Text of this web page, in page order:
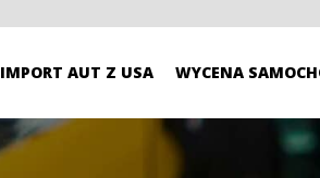
IMPORT AUT Z USA WYCENA